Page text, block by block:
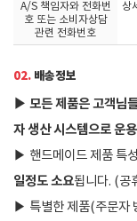
A/S 책임자와 전화번
호 또는 소비자상담
관련 전화번호
상
02. 배송정보
▶ 모든 제품은 고객님
자 생산 시스템으로 운
▶ 핸드메이드 제품 특
일정도 소요됩니다. (공
▶ 특별한 제품(주문자